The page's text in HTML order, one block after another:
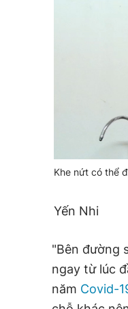
Khe nứt có thể
Yến Nhi
"Bên đường
ngay từ lúc
năm Covid-